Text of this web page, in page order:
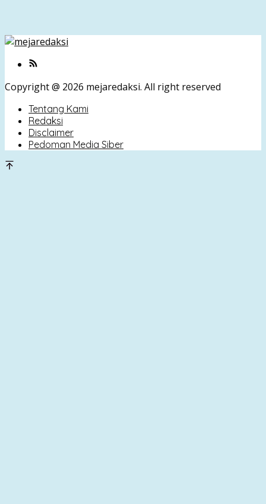
Copyright @ 2026 mejaredaksi. All right reserved
Tentang Kami
Redaksi
Disclaimer
Pedoman Media Siber